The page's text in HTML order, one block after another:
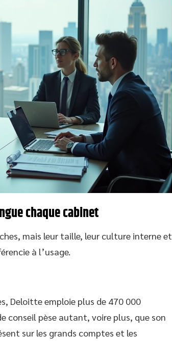
chaque cabinet
mais leur taille, leur culture interne et
à l’usage.
Deloitte emploie plus de 470 000
conseil pèse autant, voire plus, que son
sur les grands comptes et les